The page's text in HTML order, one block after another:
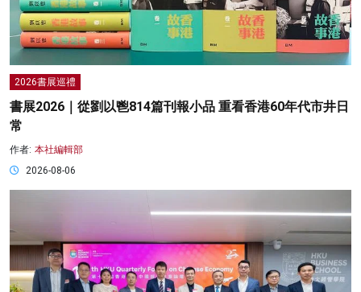
2026書展巡禮
書展2026｜從劉以鬯814篇刊報小品 重看香港60年代市井日
常
作者: 本社編輯部
2026-08-06